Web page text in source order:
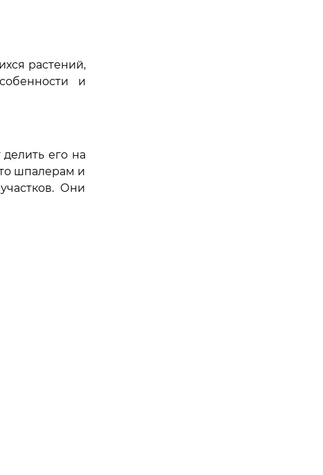
растений,
и
его на
шпалерам и
Они